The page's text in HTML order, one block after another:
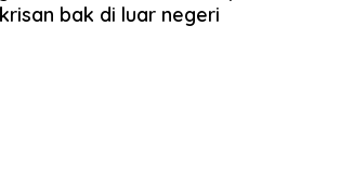
bak di luar negeri